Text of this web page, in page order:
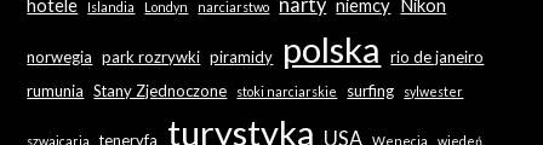
hotele Islandia Londyn narciarstwo niemcy Nikon
norwegia park rozrywki piramidy polska
rio de janeiro
rumunia Stany Zjednoczone stoki narciarskie surfing sylwester
szwajcaria teneryfa turystyka USA Wenecja wiedeń